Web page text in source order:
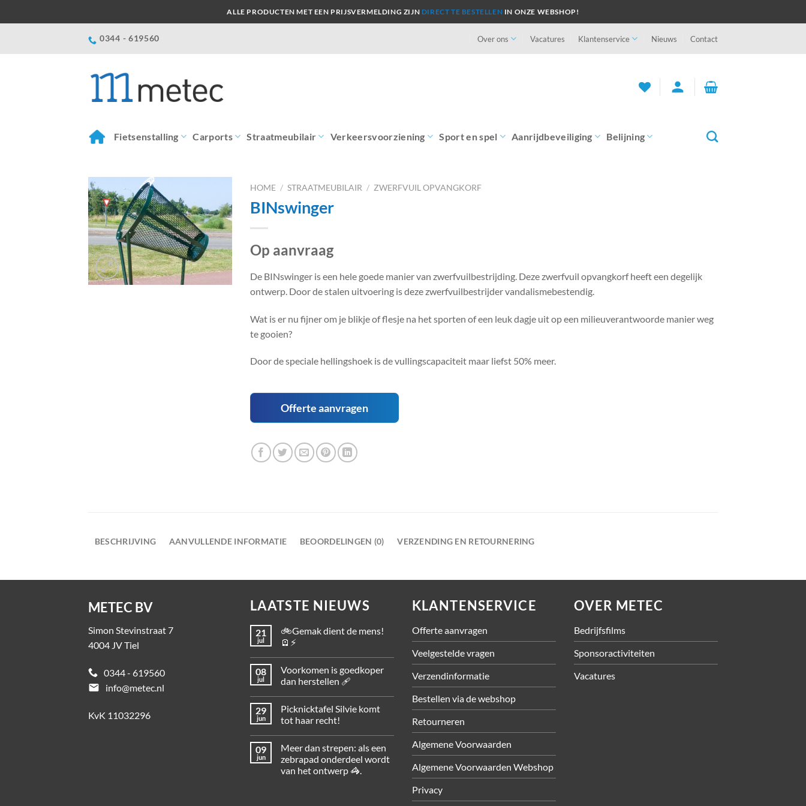
naar
ALLE PRODUCTEN MET EEN PRIJSVERMELDING ZIJN DIRECT TE BESTELLEN IN ONZE WEBSHOP!
0344 - 619560 Over ons Vacatures Klantenservice Nieuws Contact
person
Fietsenstalling Carports Straatmeubilair Verkeersvoorziening Sport en spel Aanrijdbeveiliging Belijning
HOME / STRAATMEUBILAIR / ZWERFVUIL OPVANGKORF
BINswinger
Op aanvraag
De BINswinger is een hele goede manier van zwerfvuilbestrijding. Deze zwerfvuil opvangkorf heeft een degelijk
ontwerp. Door de stalen uitvoering is deze zwerfvuilbestrijder vandalismebestendig.
Wat is er nu fijner om je blikje of flesje na het sporten of een leuk dagje uit op een milieuverantwoorde manier weg
te gooien?
Door de speciale hellingshoek is de vullingscapaciteit maar liefst 50% meer.
Offerte aanvragen
BESCHRIJVING AANVULLENDE INFORMATIE BEOORDELINGEN (0) VERZENDING EN RETOURNERING
METEC BV
Simon Stevinstraat 7
4004 JV Tiel
0344 - 619560
email
info@metec.nl
KvK 11032296
LAATSTE NIEUWS
21
jul
🚲Gemak dient de mens!
🪫⚡
08
jul
Voorkomen is goedkoper
dan herstellen 🩹
29
jun
Picknicktafel Silvie komt
tot haar recht!
09
jun
Meer dan strepen: als een
zebrapad onderdeel wordt
van het ontwerp 🦓.
KLANTENSERVICE
Offerte aanvragen
Veelgestelde vragen
Verzendinformatie
Bestellen via de webshop
Retourneren
Algemene Voorwaarden
Algemene Voorwaarden Webshop
Privacy
OVER METEC
Bedrijfsfilms
Sponsoractiviteiten
Vacatures